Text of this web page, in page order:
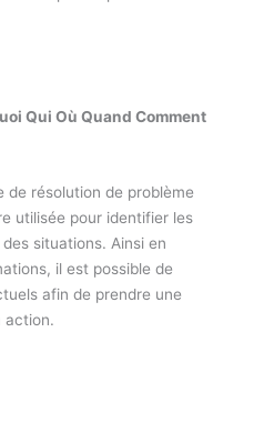
Qui Où Quand Comment
de résolution de problème
utilisée pour identifier les
situations. Ainsi en
il est possible de
afin de prendre une
action.